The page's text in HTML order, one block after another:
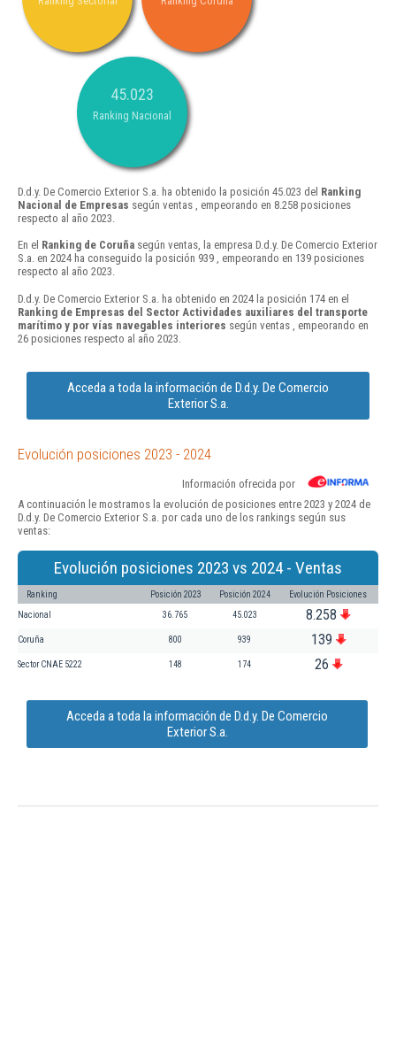
45.023
Ranking Nacional
D.d.y. De Comercio Exterior S.a. ha obtenido la posición 45.023 del Ranking
Nacional de Empresas según ventas , empeorando en 8.258 posiciones
respecto al año 2023.
En el Ranking de Coruña según ventas, la empresa D.d.y. De Comercio Exterior
S.a. en 2024 ha conseguido la posición 939 , empeorando en 139 posiciones
respecto al año 2023.
D.d.y. De Comercio Exterior S.a. ha obtenido en 2024 la posición 174 en el
Ranking de Empresas del Sector Actividades auxiliares del transporte
marítimo y por vías navegables interiores según ventas , empeorando en
26 posiciones respecto al año 2023.
Acceda a toda la información de D.d.y. De Comercio
Exterior S.a.
Evolución posiciones 2023 - 2024
Información ofrecida por
A continuación le mostramos la evolución de posiciones entre 2023 y 2024 de
D.d.y. De Comercio Exterior S.a. por cada uno de los rankings según sus
ventas:
Evolución posiciones 2023 vs 2024 - Ventas
Ranking Posición 2023 Posición 2024 Evolución Posiciones
Nacional 36.765 45.023 8.258
Coruña 800 939 139
Sector CNAE 5222 148 174 26
Acceda a toda la información de D.d.y. De Comercio
Exterior S.a.